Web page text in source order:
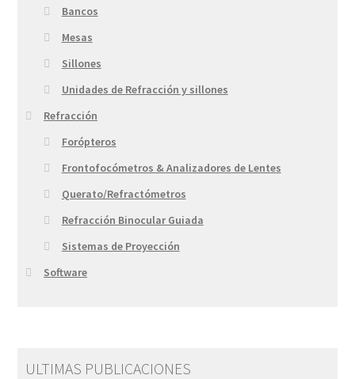
Bancos
Mesas
Sillones
Unidades de Refracción y sillones
Refracción
Forópteros
Frontofocómetros & Analizadores de Lentes
Querato/Refractómetros
Refracción Binocular Guiada
Sistemas de Proyección
Software
ULTIMAS PUBLICACIONES